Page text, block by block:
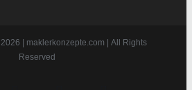
2026 | maklerkonzepte.com | All Rights
Reserved